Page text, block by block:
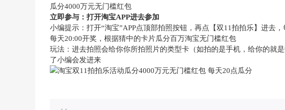
瓜分4000万元无门槛红包
立即参与：打开淘宝APP进去参加
小编提示：打开“淘宝”APP点顶部拍照按钮，再点【双11拍拍乐】进去
每天20:00开奖，根据猜中的卡片瓜分百万淘宝无门槛红包
玩法：进去拍照会给你你所拍照片的类型卡（如拍的是手机，给你的就
了小编会发进来